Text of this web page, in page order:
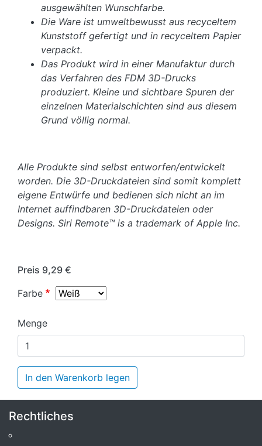
ausgewählten Wunschfarbe.
Die Ware ist umweltbewusst aus recyceltem
Kunststoff gefertigt und in recyceltem Papier
verpackt.
Das Produkt wird in einer Manufaktur durch
das Verfahren des FDM 3D-Drucks
produziert. Kleine und sichtbare Spuren der
einzelnen Materialschichten sind aus diesem
Grund völlig normal.
Alle Produkte sind selbst entworfen/entwickelt
worden. Die 3D-Druckdateien sind somit komplett
eigene Entwürfe und bedienen sich nicht an im
Internet auffindbaren 3D-Druckdateien oder
Designs. Siri Remote™ is a trademark of Apple Inc.
Preis 9,29 €
Farbe
Menge
In den Warenkorb legen
Rechtliches